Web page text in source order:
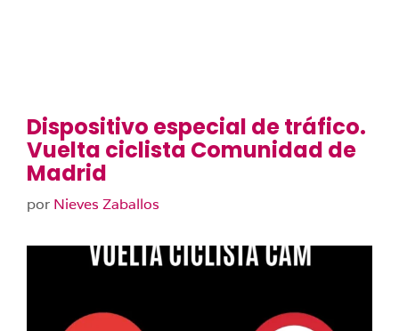
Dispositivo especial de tráfico.
Vuelta ciclista Comunidad de
Madrid
por Nieves Zaballos